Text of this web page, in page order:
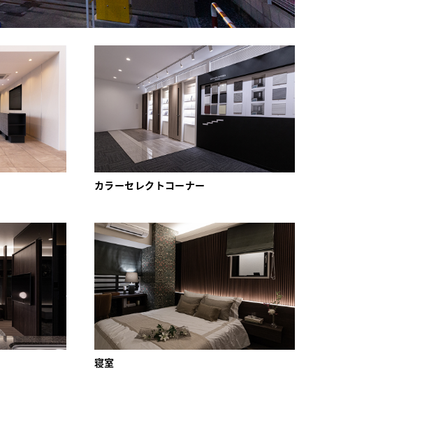
カラーセレクトコーナー
寝室